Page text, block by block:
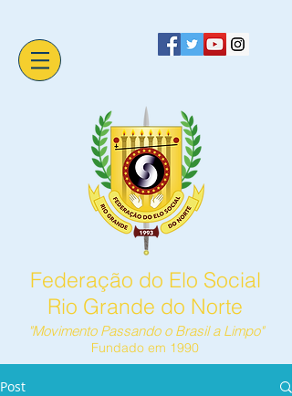
Federação do Elo Social
Rio Grande do Norte
"Movimento Passando o Brasil a Limpo"
Fundado em 1990
Post